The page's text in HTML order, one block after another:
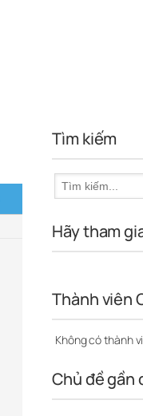
Tìm kiếm
Hãy tham
Thành viên
Không có thành
Chủ đề gần